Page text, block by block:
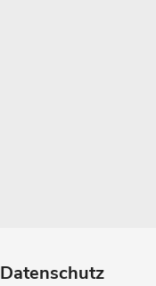
Datenschutz